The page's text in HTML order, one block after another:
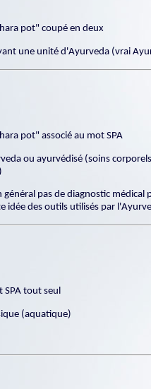
pot" coupé en deux
une unité d'Ayurveda (vrai
pot" associé au mot SPA
ou ayurvédisé (soins
général pas de diagnostic
idée des outils utilisés par
SPA tout seul
(aquatique)